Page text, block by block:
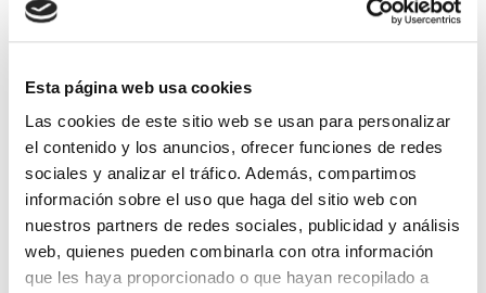
Esta página web usa cookies
Las cookies de este sitio web se usan para personalizar
el contenido y los anuncios, ofrecer funciones de redes
sociales y analizar el tráfico. Además, compartimos
información sobre el uso que haga del sitio web con
nuestros partners de redes sociales, publicidad y análisis
web, quienes pueden combinarla con otra información
que les haya proporcionado o que hayan recopilado a
Save my name, email, and website in this browser for
the next time I comment.